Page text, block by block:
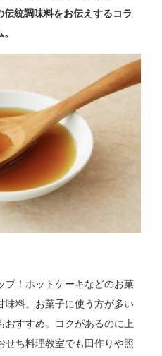
統調味料をお伝えするコラ
。
プ！ホットケーキなどのお菓
味料。お菓子に使う方が多い
おすすめ。コクがあるのに上
せち料理教室でも田作りや照